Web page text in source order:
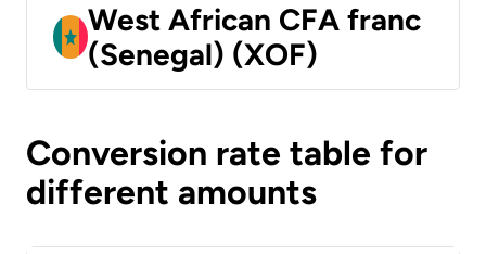
West African CFA franc
(Senegal) (XOF)
Conversion rate table for
different amounts